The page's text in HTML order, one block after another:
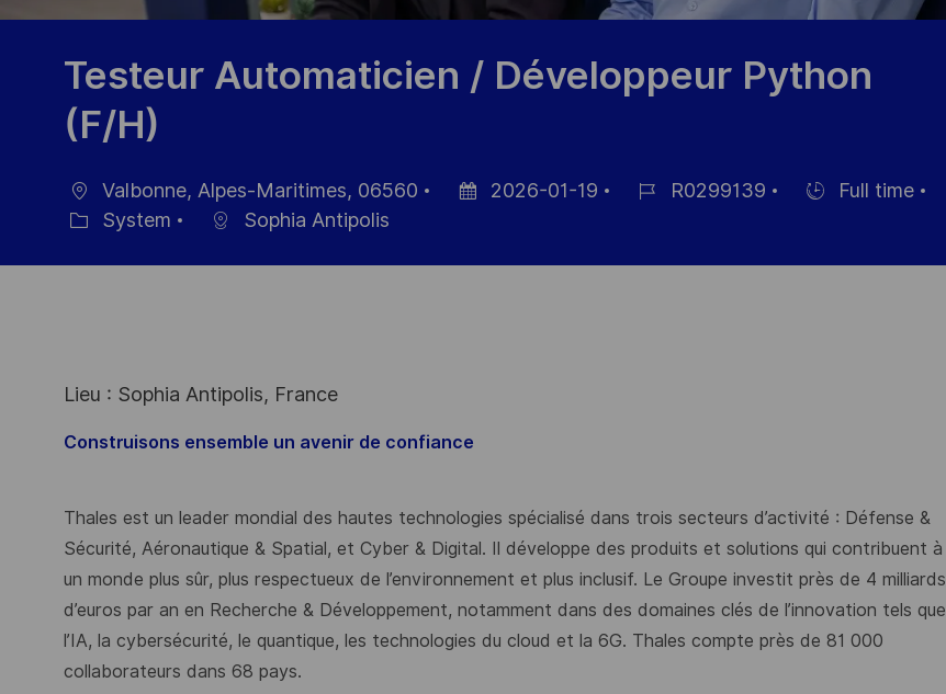
Testeur Automaticien / Développeur Python
(F/H)
Ort
Valbonne, Alpes-Maritimes, 06560
Veröffentlichung
2026-01-19
R0299139
Full time
System Sophia Antipolis
Lieu : Sophia Antipolis, France
Construisons ensemble un avenir de confiance
Thales est un leader mondial des hautes technologies spécialisé dans trois secteurs d’activité : Défense &
Sécurité, Aéronautique & Spatial, et Cyber & Digital. Il développe des produits et solutions qui contribuent à
un monde plus sûr, plus respectueux de l’environnement et plus inclusif. Le Groupe investit près de 4 milliards
d’euros par an en Recherche & Développement, notamment dans des domaines clés de l’innovation tels que
l’IA, la cybersécurité, le quantique, les technologies du cloud et la 6G. Thales compte près de 81 000
collaborateurs dans 68 pays.